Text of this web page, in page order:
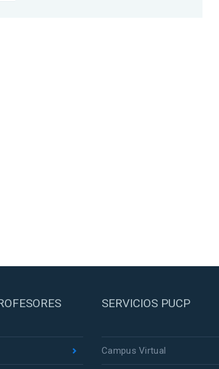
SERVICIOS PUCP
Campus Virtual